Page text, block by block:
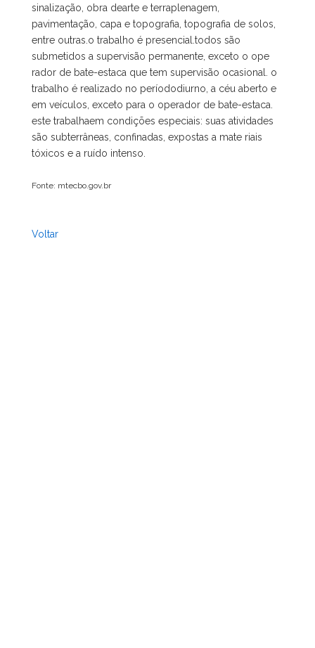
sinalização, obra dearte e terraplenagem,
pavimentação, capa e topografia, topografia de solos,
entre outras.o trabalho é presencial.todos são
submetidos a supervisão permanente, exceto o ope
rador de bate-estaca que tem supervisão ocasional. o
trabalho é realizado no períododiurno, a céu aberto e
em veículos, exceto para o operador de bate-estaca.
este trabalhaem condições especiais: suas atividades
são subterrâneas, confinadas, expostas a mate riais
tóxicos e a ruído intenso.
Fonte: mtecbo.gov.br
Voltar